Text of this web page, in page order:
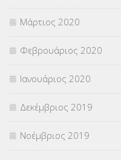
Μάρτιος 2020
Φεβρουάριος 2020
Ιανουάριος 2020
Δεκέμβριος 2019
Νοέμβριος 2019